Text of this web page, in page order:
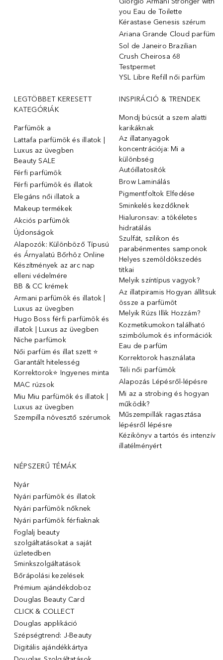
you Eau de Toilette
Kérastase Genesis szérum
Ariana Grande Cloud parfüm
Sol de Janeiro Brazilian
Crush Cheirosa 68
Testpermet
YSL Libre Refill női parfüm
LEGTÖBBET KERESETT
KATEGÓRIÁK
Parfümök ️a
Lattafa parfümök és illatok |
Luxus az üvegben
Beauty SALE
Férfi parfümök
Férfi parfümök és illatok
Elegáns női illatok ️a
Makeup termékek
Akciós parfümök
Újdonságok
Alapozók: Különböző Típusú
és Árnyalatú Bőrhöz Online
Készítmények az arc nap
elleni védelmére
BB & CC krémek
Armani parfümök és illatok |
Luxus az üvegben
Hugo Boss férfi parfümök és
illatok | Luxus az üvegben
Niche parfümok
Női parfüm és illat szett ⭐
Garantált hitelesség
Korrektorok⭐ Ingyenes minta
MAC rúzsok
Miu Miu parfümök és illatok |
Luxus az üvegben
Szempilla növesztő szérumok
INSPIRÁCIÓ & TRENDEK
Mondj búcsút a szem alatti
karikáknak
Az illatanyagok
koncentrációja: Mi a
különbség
Autóillatosítók
Brow Laminálás
Pigmentfoltok Elfedése
Sminkelés kezdőknek
Hialuronsav: a tökéletes
hidratálás
Szulfát, szilikon és
parabénmentes samponok
Helyes szemöldökszedés
titkai
Melyik színtípus vagyok?
Az illatpiramis Hogyan állítsuk
össze a parfümöt
Melyik Rúzs Illik Hozzám?
Kozmetikumokon található
szimbólumok és információk
Eau de parfüm
Korrektorok használata
Téli női parfümök
Alapozás Lépésről-lépésre
Mi az a strobing és hogyan
működik?
Műszempillák ragasztása
lépésről lépésre
Kézikönyv a tartós és intenzív
illatélményért
NÉPSZERŰ TÉMÁK
Nyár
Nyári parfümök és illatok
Nyári parfümök nőknek
Nyári parfümök férfiaknak
Foglalj beauty
szolgáltatásokat a saját
üzletedben
Sminkszolgáltatások
Bőrápolási kezelések
Prémium ajándékdoboz
Douglas Beauty Card
CLICK & COLLECT
Douglas applikáció
Szépségtrend: J-Beauty
Digitális ajándékkártya